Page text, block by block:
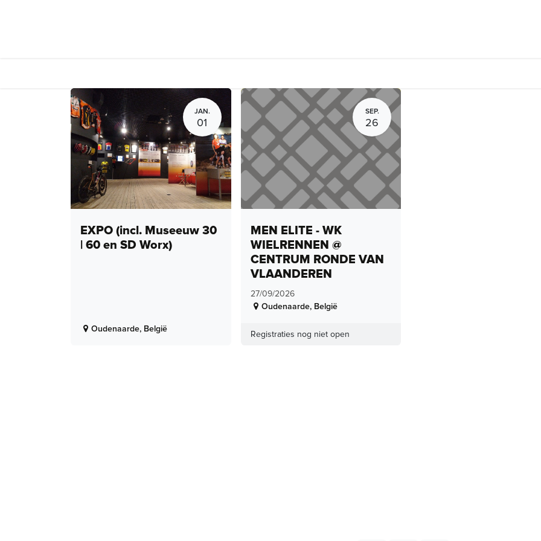
JAN.
01
EXPO (incl. Museeuw 30
| 60 en SD Worx)
Oudenaarde, België
SEP.
26
MEN ELITE - WK
WIELRENNEN @
CENTRUM RONDE VAN
VLAANDEREN
27/09/2026
Oudenaarde, België
Registraties nog niet open